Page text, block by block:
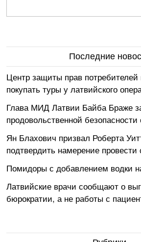
Последние
Центр защиты прав потребителей
покупать туры у латвийского
Глава МИД Латвии Байба Браже
продовольственной
Ян Блахович призвал Роберта
подтвердить намерение
Помидоры с добавлением водки
Латвийские врачи сообщают о
бюрократии, а не работы с